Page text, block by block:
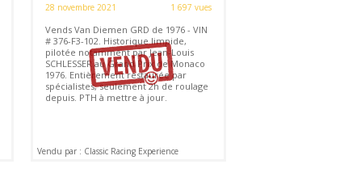
28 novembre 2021
1 697 vues
Vends Van Diemen GRD de 1976 - VIN
# 376-F3-102. Historique limpide,
pilotée notamment par Jean-Louis
SCHLESSER au Grand Prix de Monaco
1976. Entièrement restaurée par
spécialistes, seulement 2h de roulage
depuis. PTH à mettre à jour.
Vendu par : Classic Racing Experience